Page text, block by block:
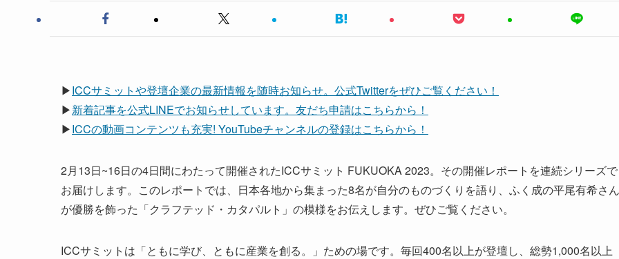
▶ICCサミットや登壇企業の最新情報を随時お知らせ。公式Twitterをぜひご覧ください！
▶新着記事を公式LINEでお知らせしています。友だち申請はこちらから！
▶ICCの動画コンテンツも充実! YouTubeチャンネルの登録はこちらから！
2月13日~16日の4日間にわたって開催されたICCサミット FUKUOKA 2023。その開催レポートを連続シリーズで
お届けします。このレポートでは、日本各地から集まった8名が自分のものづくりを語り、ふく成の平尾有希さん
が優勝を飾った「クラフテッド・カタパルト」の模様をお伝えします。ぜひご覧ください。
ICCサミットは「ともに学び、ともに産業を創る。」ための場です。毎回400名以上が登壇し、総勢1,000名以上